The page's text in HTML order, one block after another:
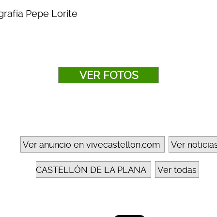
Pepe Lorite
VER FOTOS
Ver anuncio en vivecastellon.com Ver
CASTELLÓN DE LA PLANA Ver todas